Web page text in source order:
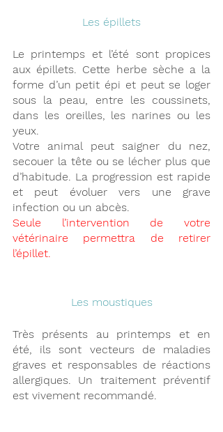
Les épillets
Le printemps et l’été sont propices
aux épillets. Cette herbe sèche a la
forme d’un petit épi et peut se loger
sous la peau, entre les coussinets,
dans les oreilles, les narines ou les
yeux.
Votre animal peut saigner du nez,
secouer la tête ou se lécher plus que
d’habitude. La progression est rapide
et peut évoluer vers une grave
infection ou un abcès.
Seule l’intervention de votre
vétérinaire permettra de retirer
l’épillet.
Les moustiques
Très présents au printemps et en
été, ils sont vecteurs de maladies
graves et responsables de réactions
allergiques. Un traitement préventif
est vivement recommandé.